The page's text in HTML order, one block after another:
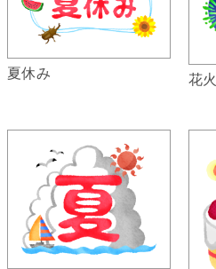
夏休み 花火